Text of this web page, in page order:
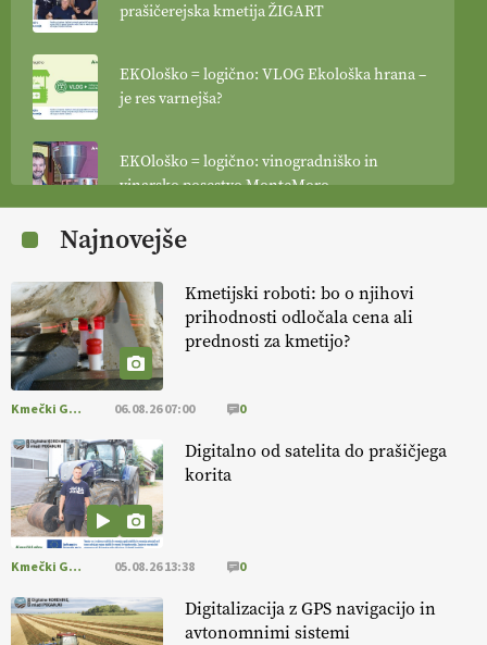
prašičerejska kmetija ŽIGART
EKOloško = logično: VLOG Ekološka hrana –
je res varnejša?
EKOloško = logično: vinogradniško in
vinarsko posestvo MonteMoro
EKOloško = logično: ekološka kmetija
EKOloško = logično: ekološka kmetija
HOMAR
EKOloško = logično: VLOG Ekološko
kmetijstvo brez škropljenja?
EKOloško = logično: ekološka kmetija
ALTENBAHER
EKOloško = logično: ekološko oljarstvo
MORGAN
Najnovejše
Kmetijski roboti: bo o njihovi
prihodnosti odločala cena ali
prednosti za kmetijo?
Kmečki Glas 06.08.26 07:00 0
Digitalno od satelita do prašičjega
korita
Kmečki Glas 05.08.26 13:38 0
Digitalizacija z GPS navigacijo in
avtonomnimi sistemi